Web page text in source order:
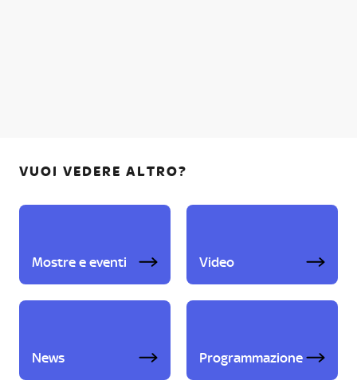
VUOI VEDERE ALTRO?
Mostre e eventi Video
News Programmazione